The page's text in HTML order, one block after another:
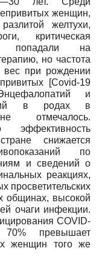
женщин,
желтухи,
критическая
попадали на
но частота
вес при рождении
[Covid-19
и
в родах в
отмечалось.
снижается
по
и сведений о
реакциях,
просветительских
общинах, высокой
очаги инфекции.
COVID-
превышает
женщин того же